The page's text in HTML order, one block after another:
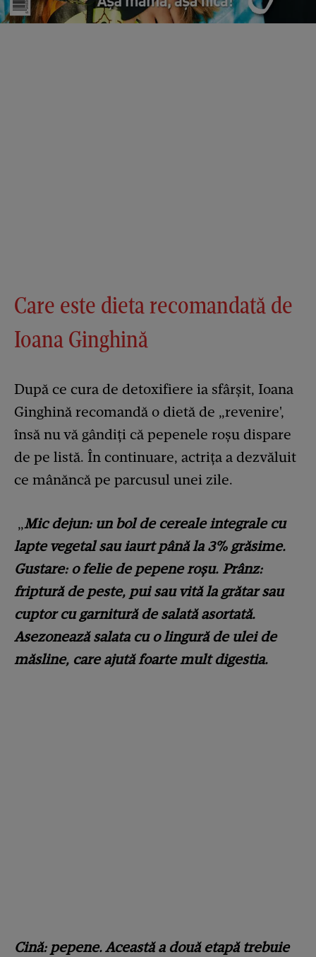
Care este dieta recomandată de
Ioana Ginghină
După ce cura de detoxifiere ia sfârșit, Ioana
Ginghină recomandă o dietă de „revenire',
însă nu vă gândiți că pepenele roșu dispare
de pe listă. În continuare, actrița a dezvăluit
ce mânăncă pe parcusul unei zile.
„Mic dejun: un bol de cereale integrale cu
lapte vegetal sau iaurt până la 3% grăsime.
Gustare: o felie de pepene roșu. Prânz:
friptură de peste, pui sau vită la grătar sau
cuptor cu garnitură de salată asortată.
Asezonează salata cu o lingură de ulei de
măsline, care ajută foarte mult digestia.
Cină: pepene. Această a două etapă trebuie